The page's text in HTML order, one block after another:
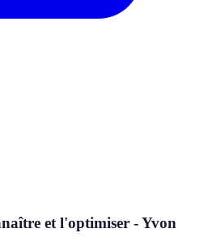
et l'optimiser - Yvon